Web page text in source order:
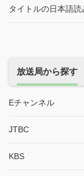
タイトルの日本語
放送局から探す
Eチャンネル
JTBC
KBS